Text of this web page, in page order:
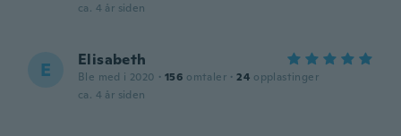
ca. 4 år siden
E Elisabeth
Ble med i 2020 · 156 omtaler · 24 opplastinger
ca. 4 år siden